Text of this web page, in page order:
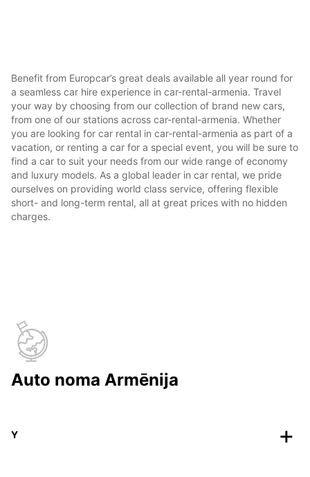
Benefit from Europcar’s great deals available all year round for
a seamless car hire experience in car-rental-armenia. Travel
your way by choosing from our collection of brand new cars,
from one of our stations across car-rental-armenia. Whether
you are looking for car rental in car-rental-armenia as part of a
vacation, or renting a car for a special event, you will be sure to
find a car to suit your needs from our wide range of economy
and luxury models. As a global leader in car rental, we pride
ourselves on providing world class service, offering flexible
short- and long-term rental, all at great prices with no hidden
charges.
Auto noma Armēnija
Y